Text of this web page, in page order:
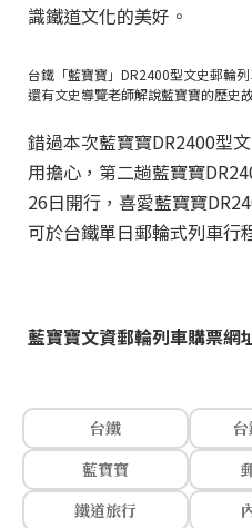
識鐵道文化的美好。
台鐵「藍寶寶」DR2400型文史郵輪
還有文史導覽老師解說藍寶寶的歷史
錯過本次藍寶寶DR2400型
用擔心，第二趟藍寶寶
26日開行，喜愛藍寶寶
可於台鐵單日郵輪式列車行
藍寶寶文資郵輪列車購票網
台鐵
藍寶寶
鐵道旅行